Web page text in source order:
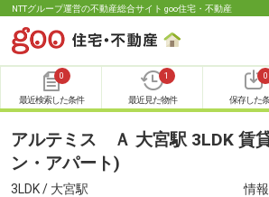
NTTグループ運営の不動産総合サイト goo住宅・不動産
0
最近検索した条件
1
最近見た物件
0
保存した
アルテミス Ａ 大宮駅 3LDK 賃
ン・アパート)
3LDK / 大宮駅 情